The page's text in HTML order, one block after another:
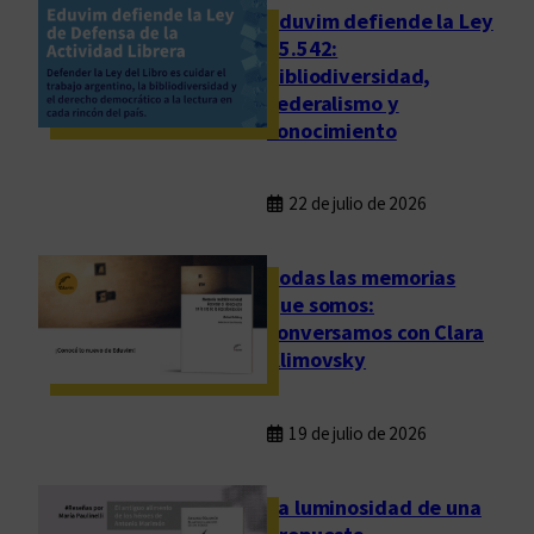
i
c
o
Eduvim defiende la Ley
25.542:
bibliodiversidad,
federalismo y
conocimiento
22 de julio de 2026
Todas las memorias
que somos:
conversamos con Clara
Klimovsky
19 de julio de 2026
La luminosidad de una